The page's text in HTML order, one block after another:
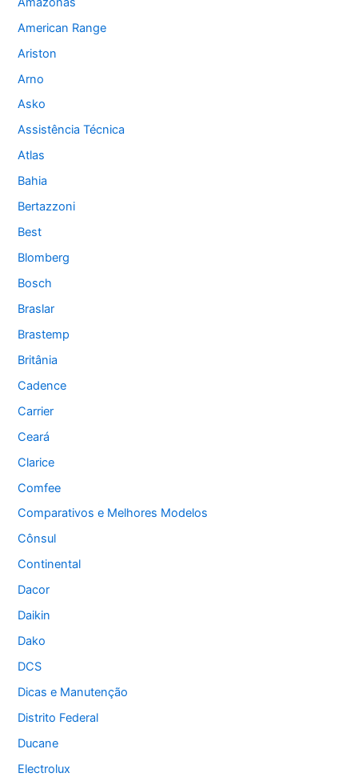
American Range
Ariston
Arno
Asko
Assistência Técnica
Atlas
Bahia
Bertazzoni
Best
Blomberg
Bosch
Braslar
Brastemp
Britânia
Cadence
Carrier
Ceará
Clarice
Comfee
Comparativos e Melhores Modelos
Cônsul
Continental
Dacor
Daikin
Dako
DCS
Dicas e Manutenção
Distrito Federal
Ducane
Electrolux